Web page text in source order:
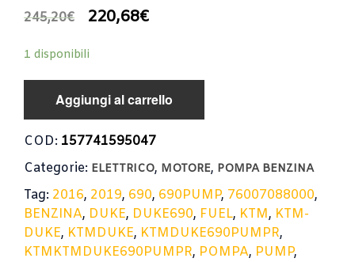
245,20€ 220,68€
1 disponibili
Aggiungi al carrello
COD: 157741595047
Categorie: ELETTRICO, MOTORE, POMPA BENZINA
Tag: 2016, 2019, 690, 690PUMP, 76007088000,
BENZINA, DUKE, DUKE690, FUEL, KTM, KTM-
DUKE, KTMDUKE, KTMDUKE690PUMPR,
KTMKTMDUKE690PUMPR, POMPA, PUMP,